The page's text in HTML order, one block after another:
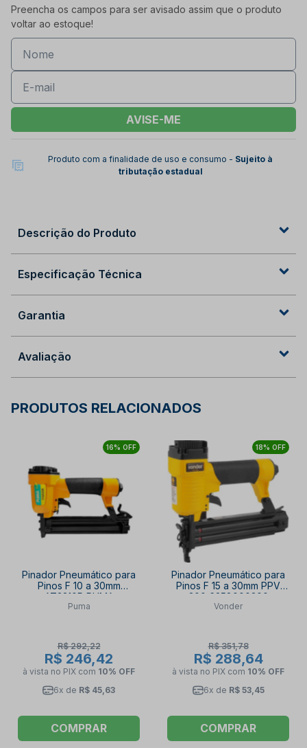
Preencha os campos para ser avisado assim que o produto
voltar ao estoque!
AVISE-ME
Produto com a finalidade de uso e consumo - Sujeito à
tributação estadual
Descrição do Produto
Especificação Técnica
Garantia
Avaliação
PRODUTOS RELACIONADOS
16% OFF
Pinador Pneumático para
Pinos F 10 a 30mm
AT3310P PUMA
Puma
R$ 292,22
R$ 246,42
à vista no PIX com 10% OFF
6x de R$ 45,63
COMPRAR
18% OFF
Pinador Pneumático para
Pinos F 15 a 30mm PPV
300 6258000300
VONDER
Vonder
R$ 351,78
R$ 288,64
à vista no PIX com 10% OFF
6x de R$ 53,45
COMPRAR